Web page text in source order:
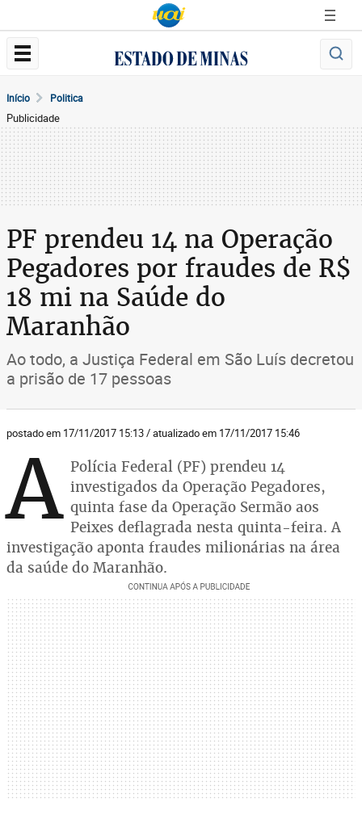
Início Politica
Publicidade
PF prendeu 14 na Operação
Pegadores por fraudes de R$
18 mi na Saúde do
Maranhão
Ao todo, a Justiça Federal em São Luís decretou
a prisão de 17 pessoas
postado em 17/11/2017 15:13 / atualizado em 17/11/2017 15:46
A Polícia Federal (PF) prendeu 14
investigados da Operação Pegadores,
quinta fase da Operação Sermão aos
Peixes deflagrada nesta quinta-feira. A
investigação aponta fraudes milionárias na área
da saúde do Maranhão.